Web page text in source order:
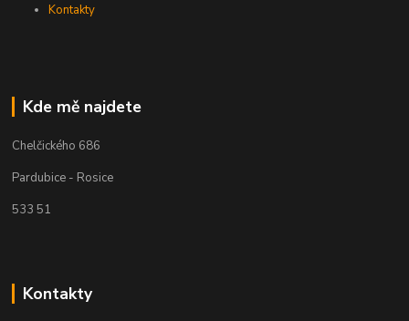
Kontakty
Kde mě najdete
Chelčického 686
Pardubice - Rosice
533 51
Kontakty